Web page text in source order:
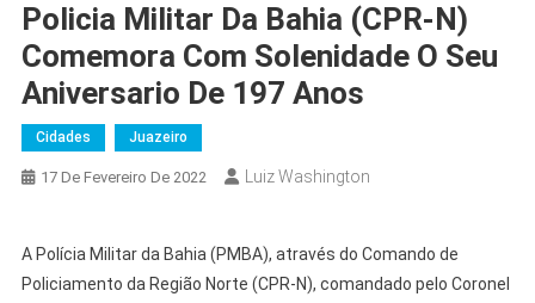
Policia Militar Da Bahia (CPR-N)
Comemora Com Solenidade O Seu
Aniversario De 197 Anos
Cidades Juazeiro
17 De Fevereiro De 2022 Luiz Washington
A Polícia Militar da Bahia (PMBA), através do Comando de
Policiamento da Região Norte (CPR-N), comandado pelo Coronel